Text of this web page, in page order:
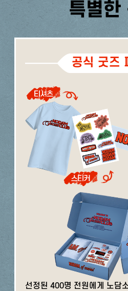
특별한
공식 굿즈
선정된 400명 전원에게 노담